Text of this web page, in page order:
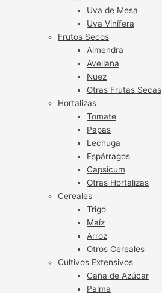
Uva de Mesa
Uva Vinífera
Frutos Secos
Almendra
Avellana
Nuez
Otras Frutas Secas
Hortalizas
Tomate
Papas
Lechuga
Espárragos
Capsicum
Otras Hortalizas
Cereales
Trigo
Maíz
Arroz
Otros Cereales
Cultivos Extensivos
Caña de Azúcar
Palma